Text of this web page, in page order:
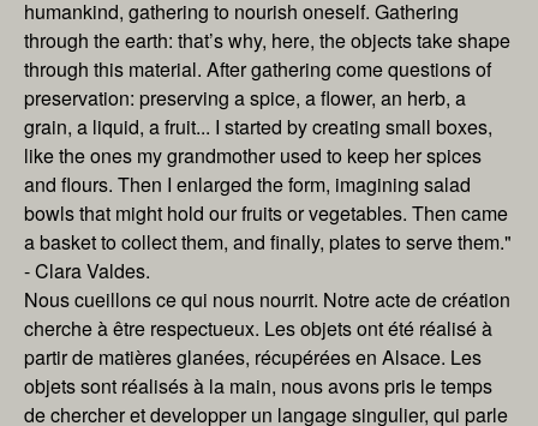
humankind, gathering to nourish oneself. Gathering
through the earth: that’s why, here, the objects take shape
through this material. After gathering come questions of
preservation: preserving a spice, a flower, an herb, a
grain, a liquid, a fruit... I started by creating small boxes,
like the ones my grandmother used to keep her spices
and flours. Then I enlarged the form, imagining salad
bowls that might hold our fruits or vegetables. Then came
a basket to collect them, and finally, plates to serve them."
- Clara Valdes.
Nous cueillons ce qui nous nourrit. Notre acte de création
cherche à être respectueux. Les objets ont été réalisé à
partir de matières glanées, récupérées en Alsace. Les
objets sont réalisés à la main, nous avons pris le temps
de chercher et developper un langage singulier, qui parle